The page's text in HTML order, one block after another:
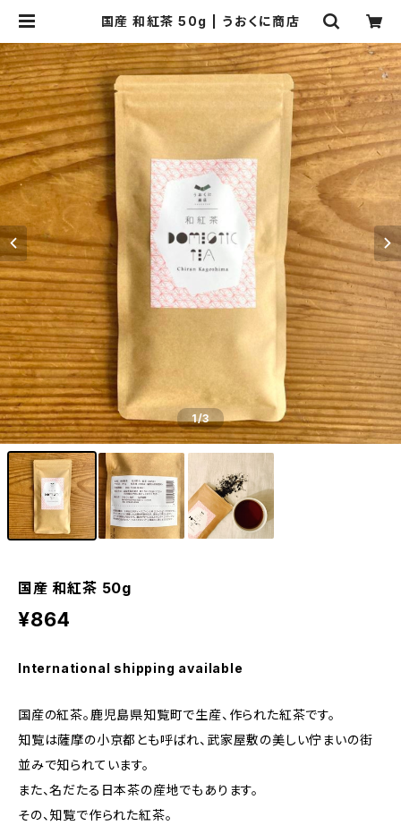
国産 和紅茶 50g | うおくに商店
1/3
国産 和紅茶 50g
¥864
International shipping available
国産の紅茶。鹿児島県知覧町で生産、作られた紅茶です。
知覧は薩摩の小京都とも呼ばれ、武家屋敷の美しい佇まいの街
並みで知られています。
また、名だたる日本茶の産地でもあります。
その、知覧で作られた紅茶。